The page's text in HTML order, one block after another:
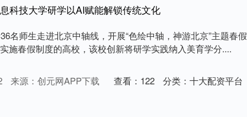
科技大学研学以AI赋能解锁传统文化
名师生走进北京中轴线，开展“色绘中轴，神游北京”主题春假
施春假制度的高校，该校创新将研学实践纳入美育学分....
来源：创元网APP下载 查看： 122 分类： 十大配资平台